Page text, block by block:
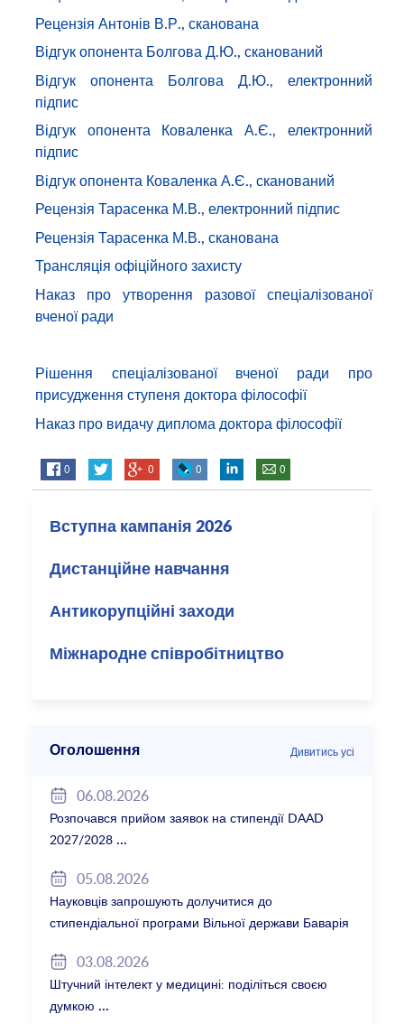
Рецензія Антонів В.Р., сканована
Відгук опонента Болгова Д.Ю., сканований
Відгук опонента Болгова Д.Ю., електронний
підпис
Відгук опонента Коваленка А.Є., електронний
підпис
Відгук опонента Коваленка А.Є., сканований
Рецензія Тарасенка М.В., електронний підпис
Рецензія Тарасенка М.В., сканована
Трансляція офіційного захисту
Наказ про утворення разової спеціалізованої
вченої ради
Рішення спеціалізованої вченої ради про
присудження ступеня доктора філософії
Наказ про видачу диплома доктора філософії
0 0 0 0
Вступна кампанія 2026
Дистанційне навчання
Антикорупційні заходи
Міжнародне співробітництво
Оголошення Дивитись усі
06.08.2026
Розпочався прийом заявок на стипендії DAAD
2027/2028
05.08.2026
Науковців запрошують долучитися до
стипендіальної програми Вільної держави Баварія
03.08.2026
Штучний інтелект у медицині: поділіться своєю
думкою